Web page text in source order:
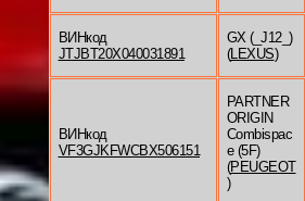
ВИНкод
JTJBT20X040031891
GX (_J12_)
(LEXUS)
ВИНкод
VF3GJKFWCBX506151
PARTNER
ORIGIN
Combispac
e (5F)
(PEUGEOT
)